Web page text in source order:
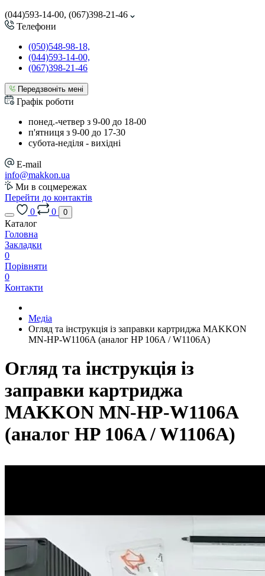
(044)593-14-00, (067)398-21-46
Телефони
(050)548-98-18,
(044)593-14-00,
(067)398-21-46
Передзвоніть мені
Графік роботи
понед.-четвер з 9-00 до 18-00
п'ятниця з 9-00 до 17-30
cубота-неділя - вихідні
E-mail
info@makkon.ua
Ми в соцмережах
Перейти до контактів
0
0 0
Каталог
Головна
Закладки
0
Порівняти
0
Контакти
Медіа
Огляд та інструкція із заправки картриджа MAKKON
MN-HP-W1106A (аналог HP 106A / W1106A)
Огляд та інструкція із
заправки картриджа
MAKKON MN-HP-W1106A
(аналог HP 106A / W1106A)